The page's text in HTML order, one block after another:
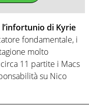
l’infortunio di Kyrie
fondamentale, i
molto
11 partite i Macs
su Nico